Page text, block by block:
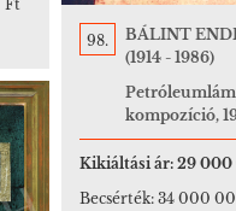
98.
BÁLINT
(1914 - 1986)
kompozíció,
Kikiáltási ár: 29 000
Becsérték: 34 000
Ft